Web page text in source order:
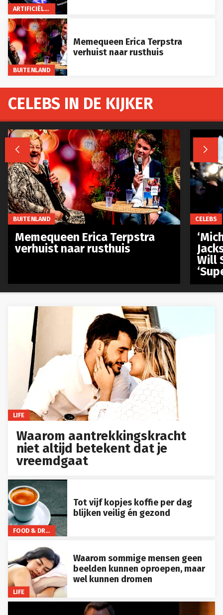
ARTIFICIËLE INTELLIGENTIE
BUITENLAND
Memequeen Erica Terpstra
verhuist naar rusthuis
LIFE
Waarom aantrekkingskracht
niet altijd betekent dat je
vreemdgaat
FOOD & DRINKS
Tot vijf kopjes koffie per dag
blijken veilig én gezond
LIFE
Waarom sommige mensen geen
beelden kunnen oproepen, maar
wel kunnen dromen
CELEBS IN DE KIJKER
 
BUITENLAND
Memequeen Erica Terpstra
verhuist naar rusthuis
CELEBS
Will